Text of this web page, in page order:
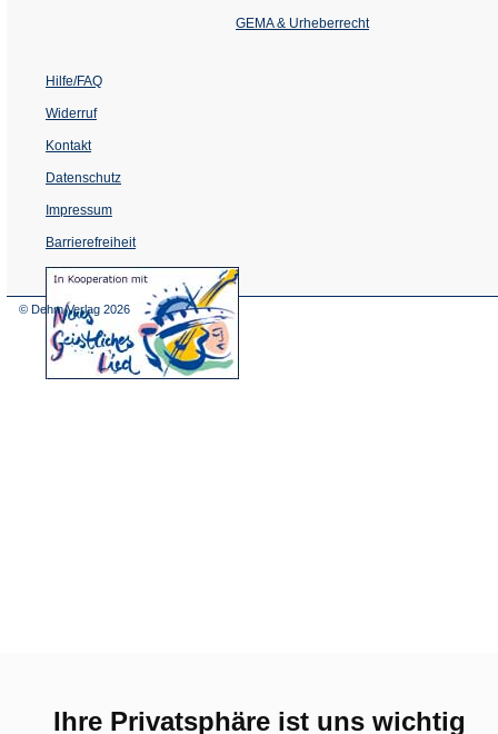
Ihre Privatsphäre ist uns wichtig
Tab)
GEMA & Urheberrecht
Hilfe/FAQ
Widerruf
Kontakt
Datenschutz
Impressum
Barrierefreiheit
(Öffnet
in
© Dehm Verlag 2026